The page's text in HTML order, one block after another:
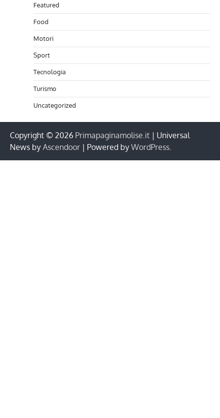
Featured
Food
Motori
Sport
Tecnologia
Turismo
Uncategorized
Copyright © 2026 Primapaginamolise.it | Universal
News by Ascendoor | Powered by WordPress